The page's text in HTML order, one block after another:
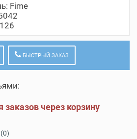
Fime
БЫСТРЫЙ ЗАКАЗ
заказов через корзину